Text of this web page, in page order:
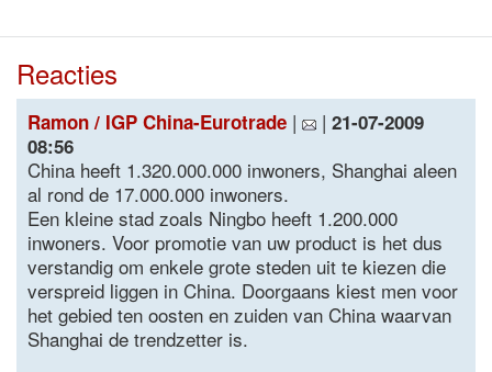
Reacties
Ramon / IGP China-Eurotrade | | 21-07-2009
08:56
China heeft 1.320.000.000 inwoners, Shanghai aleen
al rond de 17.000.000 inwoners.
Een kleine stad zoals Ningbo heeft 1.200.000
inwoners. Voor promotie van uw product is het dus
verstandig om enkele grote steden uit te kiezen die
verspreid liggen in China. Doorgaans kiest men voor
het gebied ten oosten en zuiden van China waarvan
Shanghai de trendzetter is.